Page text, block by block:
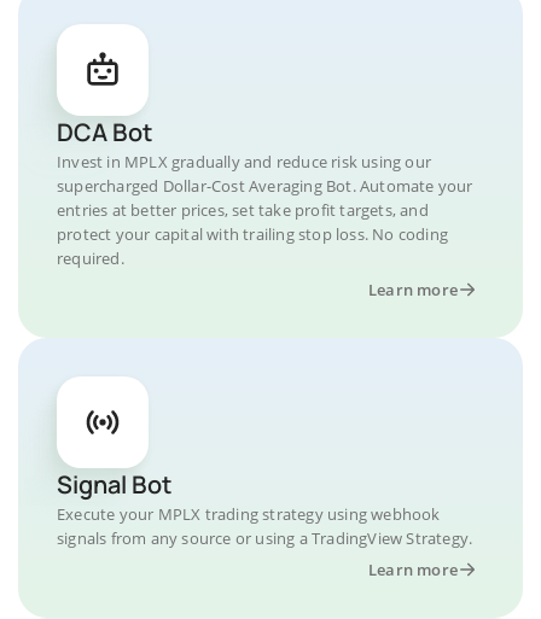
DCA Bot
Invest in MPLX gradually and reduce risk using our
supercharged Dollar-Cost Averaging Bot. Automate your
entries at better prices, set take profit targets, and
protect your capital with trailing stop loss. No coding
required.
Learn more
Signal Bot
Execute your MPLX trading strategy using webhook
signals from any source or using a TradingView Strategy.
Learn more